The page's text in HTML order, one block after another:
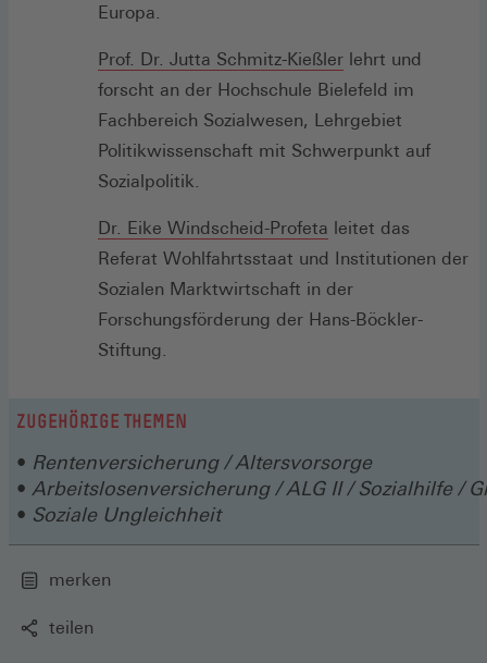
Europa.
Prof. Dr. Jutta Schmitz-Kießler(Öffnet
in
einem
neuen
lehrt und
forscht an der Hochschule Bielefeld im
Fachbereich Sozialwesen, Lehrgebiet
Politikwissenschaft mit Schwerpunkt auf
Sozialpolitik.
Dr. Eike Windscheid-Profeta leitet das
Referat Wohlfahrtsstaat und Institutionen der
Sozialen Marktwirtschaft in der
Forschungsförderung der Hans-Böckler-
Stiftung.
ZUGEHÖRIGE THEMEN
Rentenversicherung / Altersvorsorge
Arbeitslosenversicherung / ALG II / Sozialhilfe /
Soziale Ungleichheit
merken
teilen